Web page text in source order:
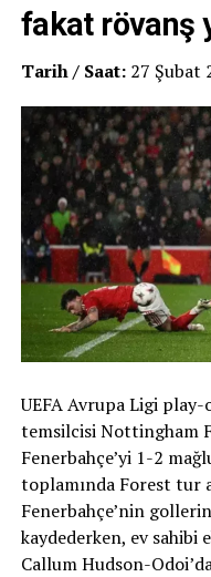
fakat rövanş
Tarih / Saat:27 Şubat
UEFA Avrupa Ligi
temsilcisi Nottingham
Fenerbahçe’yi 1-2
toplamında Forest tur
Fenerbahçe’nin
kaydederken, ev
Callum Hudson-